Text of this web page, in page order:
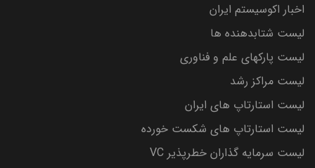
اخبار اکوسیستم ایران
لیست شتابدهنده ها
لیست پارکهای علم و فناوری
لیست مراکز رشد
لیست استارتاپ های ایران
لیست استارتاپ های شکست خورده
لیست سرمایه گذاران خطرپذیر VC